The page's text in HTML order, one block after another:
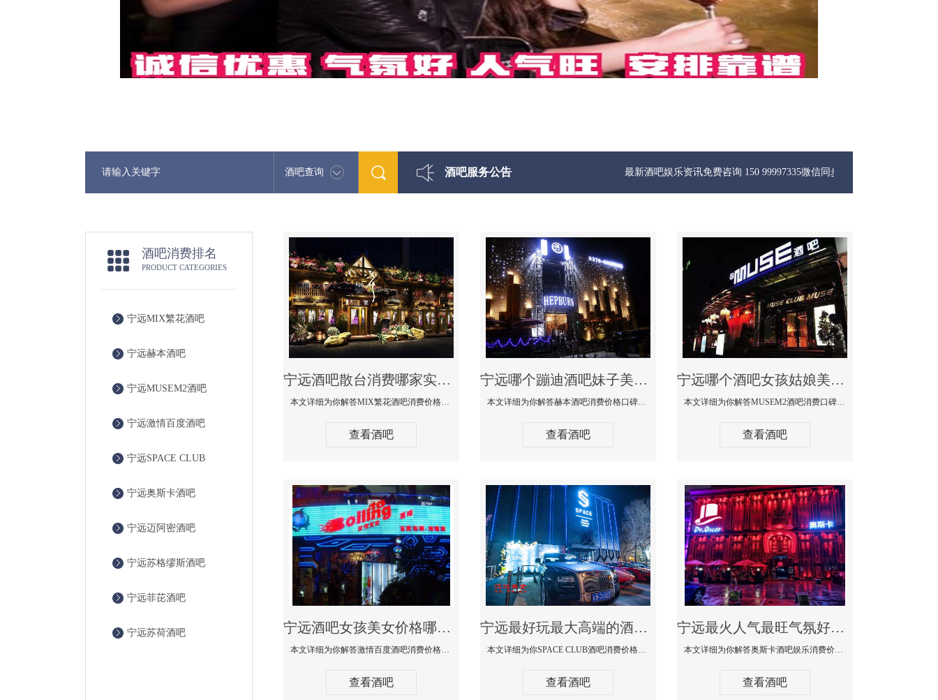
酒吧查询 酒吧服务公告 最新酒吧娱乐资讯免费咨询 150 99997335微信同步
酒吧消费排名
PRODUCT CATEGORIES
宁远MIX繁花酒吧
宁远赫本酒吧
宁远MUSEM2酒吧
宁远激情百度酒吧
宁远SPACE CLUB
宁远奥斯卡酒吧
宁远迈阿密酒吧
宁远苏格缪斯酒吧
宁远菲芘酒吧
宁远苏荷酒吧
宁远酒吧散台消费哪家实惠-MIX繁花酒吧消费价格真实点评
本文详细为你解答MIX繁花酒吧消费价格真实点评，更多关于酒吧散台消费哪家实惠咨询免费咨询150 99997335微信同步
查看酒吧
宁远哪个蹦迪酒吧妹子美女多环境好-赫本酒吧消费价格口碑点评
本文详细为你解答赫本酒吧消费价格口碑点评，更多关于哪个蹦迪酒吧妹子美女多环境好咨询150 99997335微信同步！
查看酒吧
宁远哪个酒吧女孩姑娘美女多-MUSEM2酒吧消费口碑点评
本文详细为你解答MUSEM2酒吧消费口碑点评，更多关于哪个酒吧女孩姑娘美女多免费咨询150 99997335微信同步！
查看酒吧
宁远酒吧女孩美女价格哪家便宜-激情百度消费价格点评
本文详细为你解答激情百度酒吧消费价格点评，更多关于酒吧女孩美女价格哪家便宜免费咨询150 99997335微信同步！
查看酒吧
宁远最好玩最大高端的酒吧体验-SPACE CLUB酒吧消费点评
本文详细为你SPACE CLUB酒吧消费价格点评，更多关于最好玩最大高端的酒吧体验免费咨询150 99997335微信同步！
查看酒吧
宁远最火人气最旺气氛好的酒吧-奥斯卡酒吧消费价格口碑点评
本文详细为你解答奥斯卡酒吧娱乐消费价格点评，更多关于最火人气最旺气氛好的酒吧免费咨询150 99997335微信同步！
查看酒吧